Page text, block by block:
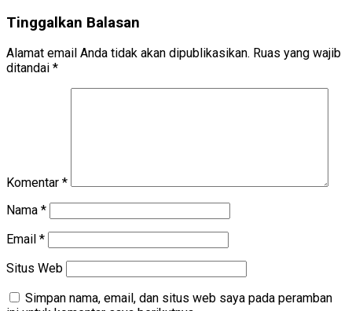
Tinggalkan Balasan
Alamat email Anda tidak akan dipublikasikan. Ruas yang wajib
ditandai *
Komentar *
Nama *
Email *
Situs Web
Simpan nama, email, dan situs web saya pada peramban